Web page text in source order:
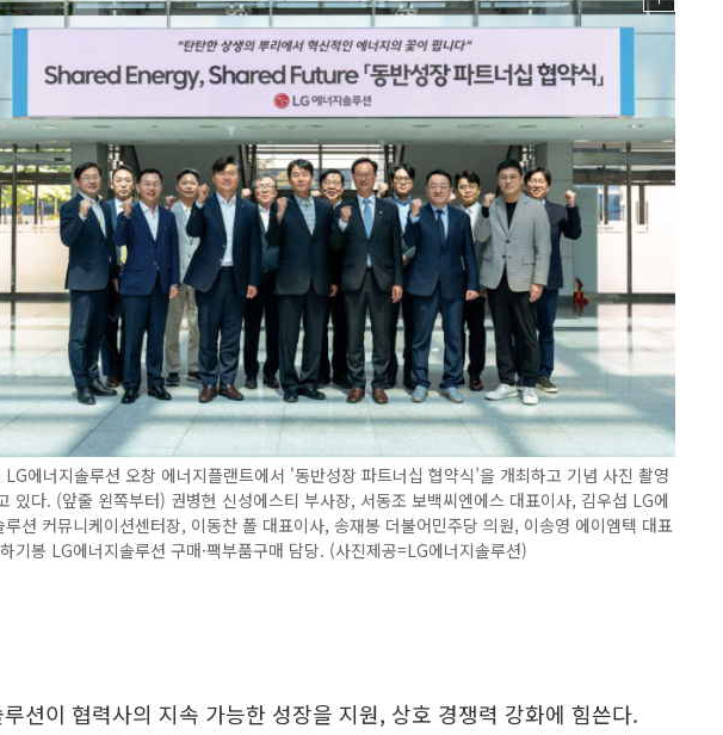
에너지솔루션 오창 에너지플랜트에서 '동반성장 파트너십 협약식’을 개최하고 기념 사진 촬영
있다. (앞줄 왼쪽부터) 권병현 신성에스티 부사장, 서동조 보백씨엔에스 대표이사, 김우섭 LG에
루션 커뮤니케이션센터장, 이동찬 폴 대표이사, 송재봉 더불어민주당 의원, 이송영 에이엠텍 대표
기봉 LG에너지솔루션 구매·팩부품구매 담당. (사진제공=LG에너지솔루션)
루션이 협력사의 지속 가능한 성장을 지원, 상호 경쟁력 강화에 힘쓴다.